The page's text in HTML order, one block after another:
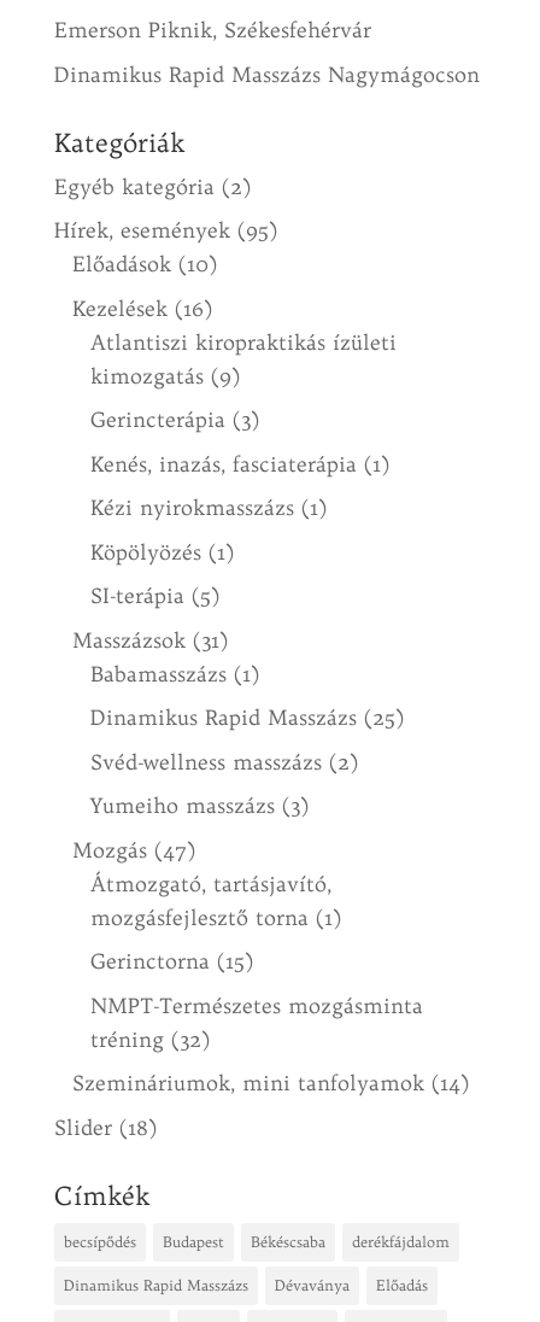
Emerson Piknik, Székesfehérvár
Dinamikus Rapid Masszázs Nagymágocson
Kategóriák
Egyéb kategória (2)
Hírek, események(95)
Előadások(10)
Kezelések (16)
Atlantiszi kiropraktikás ízületi
kimozgatás(9)
Gerincterápia (3)
Kenés, inazás, fasciaterápia (1)
Kézi nyirokmasszázs(1)
Köpölyözés(1)
SI-terápia (5)
Masszázsok (31)
Babamasszázs(1)
Dinamikus Rapid Masszázs(25)
Svéd-wellness masszázs(2)
Yumeiho masszázs(3)
Mozgás(47)
Átmozgató, tartásjavító,
mozgásfejlesztő torna (1)
Gerinctorna (15)
NMPT-Természetes mozgásminta
tréning(32)
Szemináriumok, mini tanfolyamok(14)
Slider(18)
Címkék
becsípődés Budapest Békéscsaba derékfájdalom
Dinamikus Rapid Masszázs Dévaványa Előadás